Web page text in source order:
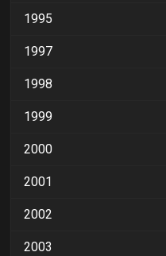
1995
1997
1998
1999
2000
2001
2002
2003